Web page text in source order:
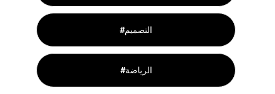
#التصميم
#الرياضة